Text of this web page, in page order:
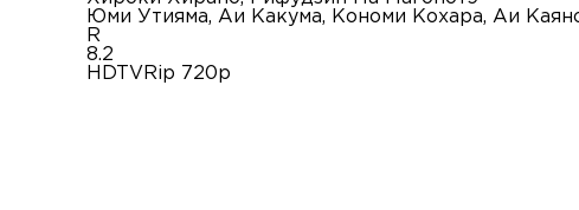
Юми Утияма, Аи Какума, Кономи Кохара, Аи
R
8.2
HDTVRip 720p